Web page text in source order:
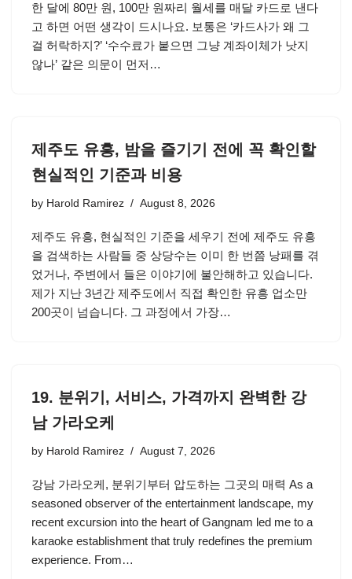
한 달에 80만 원, 100만 원짜리 월세를 매달 카드로 낸다
고 하면 어떤 생각이 드시나요. 보통은 ‘카드사가 왜 그
걸 허락하지?’ ‘수수료가 붙으면 그냥 계좌이체가 낫지
않나’ 같은 의문이 먼저…
제주도 유흥, 밤을 즐기기 전에 꼭 확인할
현실적인 기준과 비용
by Harold Ramirez August 8, 2026
제주도 유흥, 현실적인 기준을 세우기 전에 제주도 유흥
을 검색하는 사람들 중 상당수는 이미 한 번쯤 낭패를 겪
었거나, 주변에서 들은 이야기에 불안해하고 있습니다.
제가 지난 3년간 제주도에서 직접 확인한 유흥 업소만
200곳이 넘습니다. 그 과정에서 가장…
19. 분위기, 서비스, 가격까지 완벽한 강
남 가라오케
by Harold Ramirez August 7, 2026
강남 가라오케, 분위기부터 압도하는 그곳의 매력 As a
seasoned observer of the entertainment landscape, my
recent excursion into the heart of Gangnam led me to a
karaoke establishment that truly redefines the premium
experience. From…